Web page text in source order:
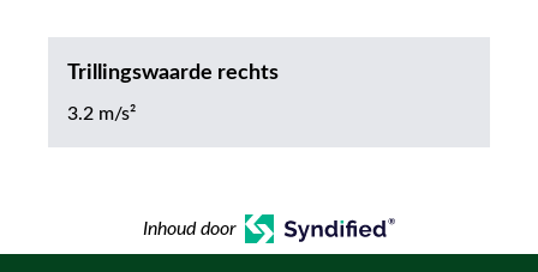
Trillingswaarde rechts
3.2 m/s²
Inhoud door